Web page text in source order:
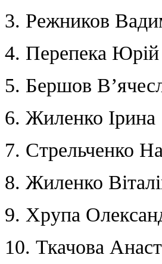
3. Режников
4. Перепека Юрій
5. Бершов
6. Жиленко Ірина
7. Стрельченко
8. Жиленко
9. Хрупа
10. Ткачова